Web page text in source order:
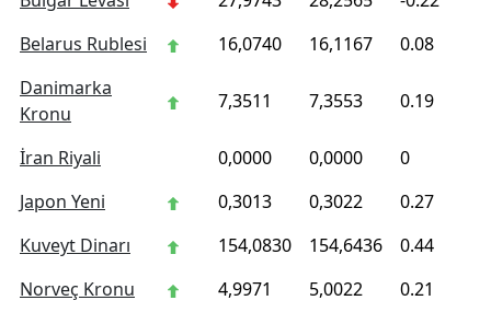
Belarus Rublesi
16,0740 16,1167
0.08
Danimarka
Kronu
7,3511 7,3553 0.19
İran Riyali 0,0000 0,0000
0
Japon Yeni
0,3013 0,3022
0.27
Kuveyt Dinarı
154,0830 154,6436
0.44
Norveç Kronu
4,9971 5,0022
0.21